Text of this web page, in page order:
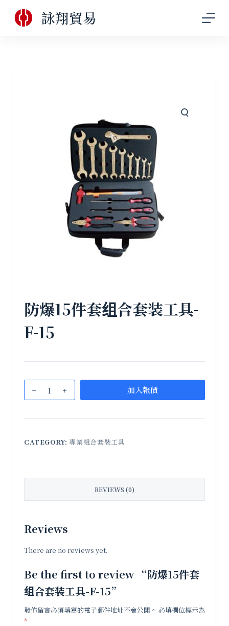
跳
至
詠翔貿易
防爆15件套组合套装工具-
F-15
加入報價
CATEGORY: 專業組合套裝工具
REVIEWS (0)
Reviews
There are no reviews yet.
Be the first to review “防爆15件套
组合套装工具-F-15”
發佈留言必須填寫的電子郵件地址不會公開。 必填欄位標示為
*